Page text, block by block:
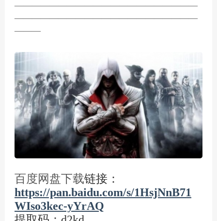
—————————————————————
—————————————————————
———
百度网盘下载链接：
https://pan.baidu.com/s/1HsjNnB71
WIso3kec-yYrAQ